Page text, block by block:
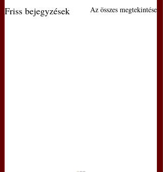
Friss bejegyzések Az összes megtekintése